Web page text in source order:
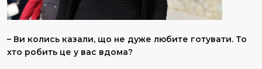
– Ви колись казали, що не дуже любите готувати. То
хто робить це у вас вдома?